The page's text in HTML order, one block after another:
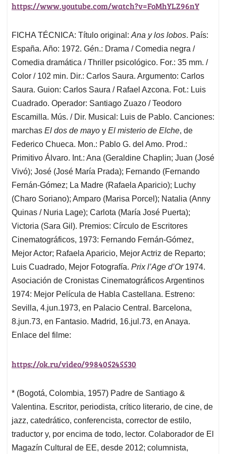
https://www.youtube.com/watch?v=FoMhYLZ96nY
FICHA TÉCNICA: Título original: Ana y los lobos. País:
España. Año: 1972. Gén.: Drama / Comedia negra /
Comedia dramática / Thriller psicológico. For.: 35 mm. /
Color / 102 min. Dir.: Carlos Saura. Argumento: Carlos
Saura. Guion: Carlos Saura / Rafael Azcona. Fot.: Luis
Cuadrado. Operador: Santiago Zuazo / Teodoro
Escamilla. Mús. / Dir. Musical: Luis de Pablo. Canciones:
marchas El dos de mayo y El misterio de Elche, de
Federico Chueca. Mon.: Pablo G. del Amo. Prod.:
Primitivo Álvaro. Int.: Ana (Geraldine Chaplin; Juan (José
Vivó); José (José María Prada); Fernando (Fernando
Fernán-Gómez; La Madre (Rafaela Aparicio); Luchy
(Charo Soriano); Amparo (Marisa Porcel); Natalia (Anny
Quinas / Nuria Lage); Carlota (María José Puerta);
Victoria (Sara Gil). Premios: Círculo de Escritores
Cinematográficos, 1973: Fernando Fernán-Gómez,
Mejor Actor; Rafaela Aparicio, Mejor Actriz de Reparto;
Luis Cuadrado, Mejor Fotografía. Prix l’Age d’Or 1974.
Asociación de Cronistas Cinematográficos Argentinos
1974: Mejor Película de Habla Castellana. Estreno:
Sevilla, 4.jun.1973, en Palacio Central. Barcelona,
8.jun.73, en Fantasio. Madrid, 16.jul.73, en Anaya.
Enlace del filme:
https://ok.ru/video/998405245530
* (Bogotá, Colombia, 1957) Padre de Santiago &
Valentina. Escritor, periodista, crítico literario, de cine, de
jazz, catedrático, conferencista, corrector de estilo,
traductor y, por encima de todo, lector. Colaborador de El
Magazín Cultural de EE, desde 2012; columnista,